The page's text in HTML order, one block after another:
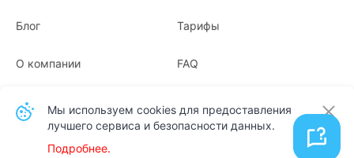
Блог Тарифы
О компании
Квитанции
FAQ
Мы используем cookies для предоставления
лучшего сервиса и безопасности данных.
Подробнее.